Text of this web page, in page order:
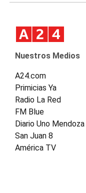
Nuestros Medios
A24.com
Primicias Ya
Radio La Red
FM Blue
Diario Uno Mendoza
San Juan 8
América TV